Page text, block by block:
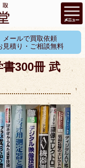
メールで買取依頼
見積り・ご相談無料
300冊 武